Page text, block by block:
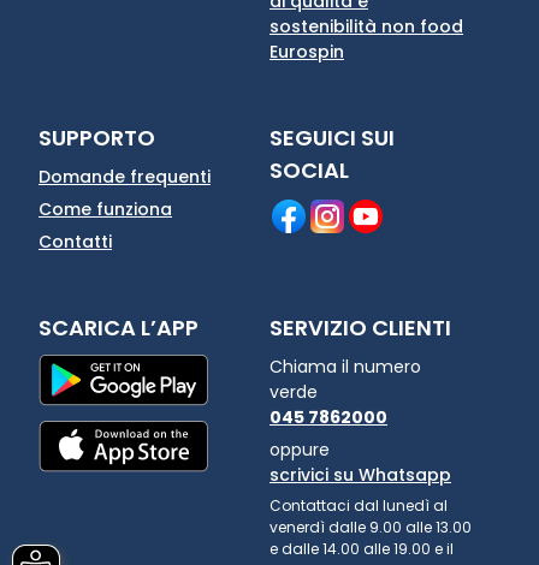
sostenibilità non food
Eurospin
SUPPORTO
Domande frequenti
Come funziona
Contatti
SEGUICI SUI
SOCIAL
SCARICA L’APP SERVIZIO CLIENTI
Chiama il numero
verde
045 7862000
oppure
scrivici su Whatsapp
Contattaci dal lunedì al
venerdì dalle 9.00 alle 13.00
e dalle 14.00 alle 19.00 e il